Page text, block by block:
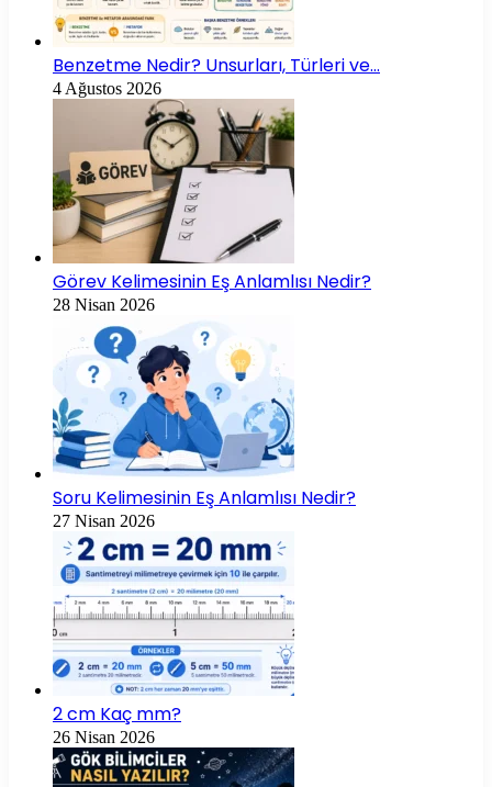
Benzetme Nedir? Unsurları, Türleri ve…
4 Ağustos 2026
Görev Kelimesinin Eş Anlamlısı Nedir?
28 Nisan 2026
Soru Kelimesinin Eş Anlamlısı Nedir?
27 Nisan 2026
2 cm Kaç mm?
26 Nisan 2026